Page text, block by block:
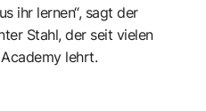
ihr lernen“, sagt der
Stahl, der seit vielen
lehrt.